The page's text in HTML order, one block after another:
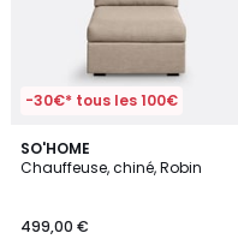
-30€* tous les 100€
SO'HOME
Chauffeuse, chiné, Robin
499,00 €
4,4
/ 5
5
Couleurs